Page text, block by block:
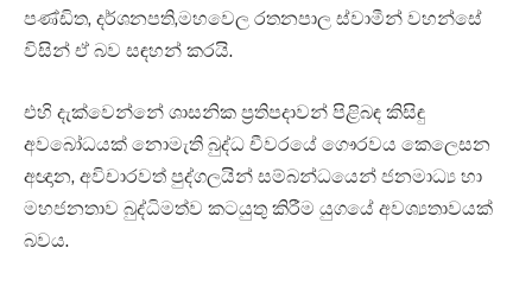
පණ්ඩිත, දර්ශනපති,මහවෙල රතනපාල ස්වාමීන් වහන්සේ
විසින් ඒ බව සඳහන් කරයි.
එහි දැක්වෙන්නේ ශාසනික ප්‍රතිපදාවන් පිළිබඳ කිසිඳු
අවබෝධයක් නොමැති බුද්ධ චීවරයේ ගෞරවය කෙලෙසන
අඥාන, අවිචාරවත් පුද්ගලයින් සම්බන්ධයෙන් ජනමාධ්‍ය හා
මහජනතාව බුද්ධිමත්ව කටයුතු කිරීම යුගයේ අවශ්‍යතාවයක්
බවය.